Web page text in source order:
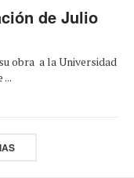
de Julio
obra a la Universidad